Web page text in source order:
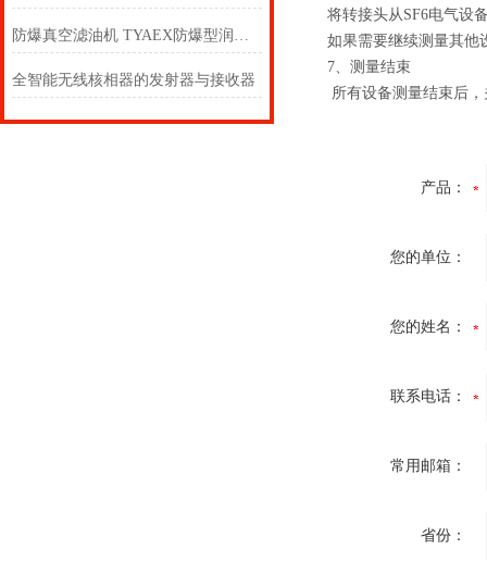
防爆真空滤油机 TYAEX防爆型润滑、液压油真空滤油机
全智能无线核相器的发射器与接收器
将转接头从SF6电气设
如果需要继续测量其他
7、测量结束
所有设备测量结束后，
产品：
您的单位：
您的姓名：
联系电话：
常用邮箱：
省份：